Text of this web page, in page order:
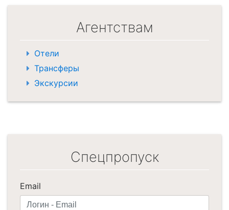
Агентствам
Отели
Трансферы
Экскурсии
Спецпропуск
Email